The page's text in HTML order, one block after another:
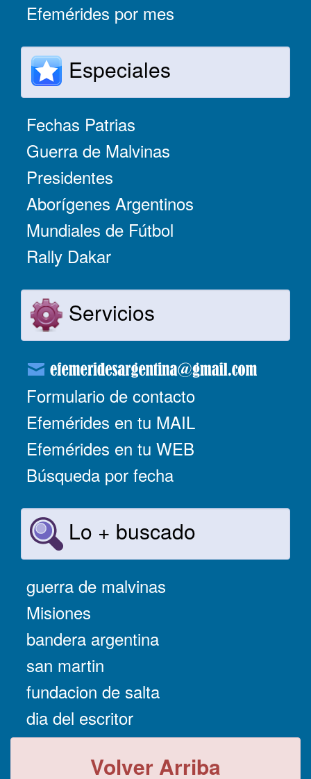
Efemérides por mes
Especiales
Fechas Patrias
Guerra de Malvinas
Presidentes
Aborígenes Argentinos
Mundiales de Fútbol
Rally Dakar
Servicios
Formulario de contacto
Efemérides en tu MAIL
Efemérides en tu WEB
Búsqueda por fecha
Lo + buscado
guerra de malvinas
Misiones
bandera argentina
san martin
fundacion de salta
dia del escritor
Volver Arriba